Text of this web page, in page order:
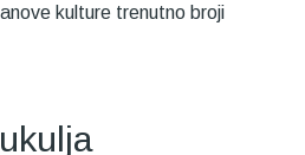
kulture trenutno broji